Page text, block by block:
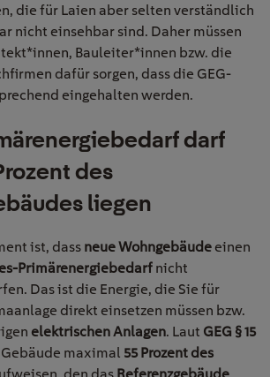
die für Laien aber selten verständlich
nicht einsehbar sind. Daher müssen
, Bauleiter*innen bzw. die
dafür sorgen, dass die GEG-
eingehalten werden.
darf
des
liegen
ist, dass neue Wohngebäude einen
Primärenergiebedarf nicht
Das ist die Energie, die Sie für
direkt einsetzen müssen bzw.
elektrischen Anlagen. Laut GEG § 15
maximal 55 Prozent des